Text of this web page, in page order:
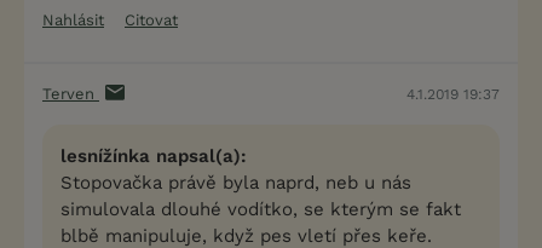
Nahlásit
Citovat
Terven 4.1.2019 19:37
lesnížínka napsal(a):
Stopovačka právě byla naprd, neb u nás
simulovala dlouhé vodítko, se kterým se fakt
blbě manipuluje, když pes vletí přes keře.